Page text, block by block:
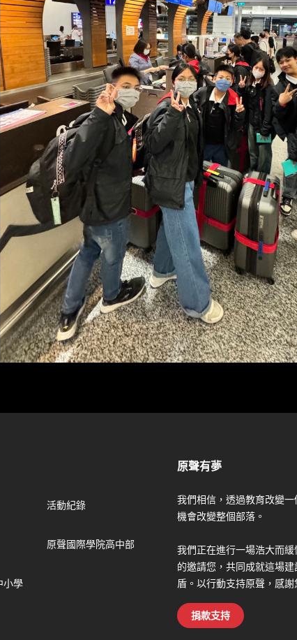
活動紀錄
原聲國際學院高中部
小學
原聲有夢
我們相信，透過教育改變
機會改變整個部落。
我們正在進行一場浩大而
的邀請您，共同成就這場
盾。以行動支持原聲，感謝
捐款支持